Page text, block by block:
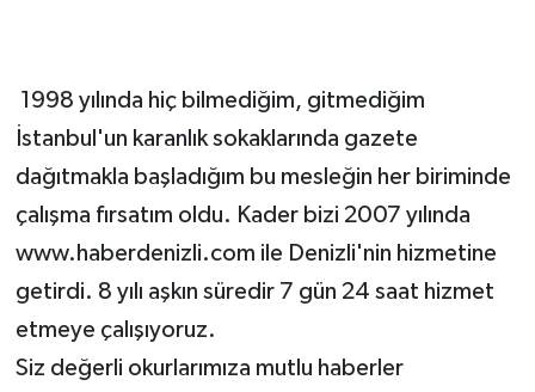
1998 yılında hiç bilmediğim, gitmediğim
İstanbul'un karanlık sokaklarında gazete
dağıtmakla başladığım bu mesleğin her biriminde
çalışma fırsatım oldu. Kader bizi 2007 yılında
www.haberdenizli.com ile Denizli'nin hizmetine
getirdi. 8 yılı aşkın süredir 7 gün 24 saat hizmet
etmeye çalışıyoruz.
Siz değerli okurlarımıza mutlu haberler